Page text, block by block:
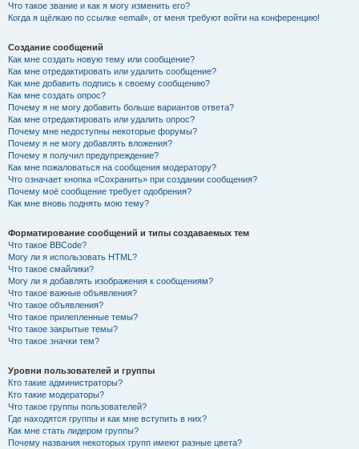
Что такое звание и как я могу изменить его?
Когда я щёлкаю по ссылке «email», от меня требуют войти на конференцию!
Создание сообщений
Как мне создать новую тему или сообщение?
Как мне отредактировать или удалить сообщение?
Как мне добавить подпись к своему сообщению?
Как мне создать опрос?
Почему я не могу добавить больше вариантов ответа?
Как мне отредактировать или удалить опрос?
Почему мне недоступны некоторые форумы?
Почему я не могу добавлять вложения?
Почему я получил предупреждение?
Как мне пожаловаться на сообщения модератору?
Что означает кнопка «Сохранить» при создании сообщения?
Почему моё сообщение требует одобрения?
Как мне вновь поднять мою тему?
Форматирование сообщений и типы создаваемых тем
Что такое BBCode?
Могу ли я использовать HTML?
Что такое смайлики?
Могу ли я добавлять изображения к сообщениям?
Что такое важные объявления?
Что такое объявления?
Что такое прилепленные темы?
Что такое закрытые темы?
Что такое значки тем?
Уровни пользователей и группы
Кто такие администраторы?
Кто такие модераторы?
Что такое группы пользователей?
Где находятся группы и как мне вступить в них?
Как мне стать лидером группы?
Почему названия некоторых групп имеют разные цвета?